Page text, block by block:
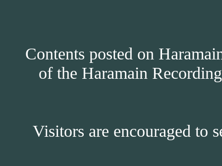
Contents posted on
of the Haramain
Visitors are encouraged to